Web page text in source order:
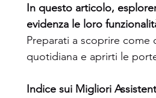
In questo articolo,
evidenza le loro
Preparati a scoprire
quotidiana e aprirti le
Indice sui Migliori